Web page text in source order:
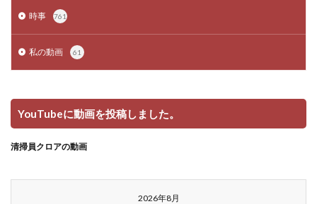
時事 761
私の動画 61
YouTubeに動画を投稿しました。
清掃員クロアの動画
2026年8月